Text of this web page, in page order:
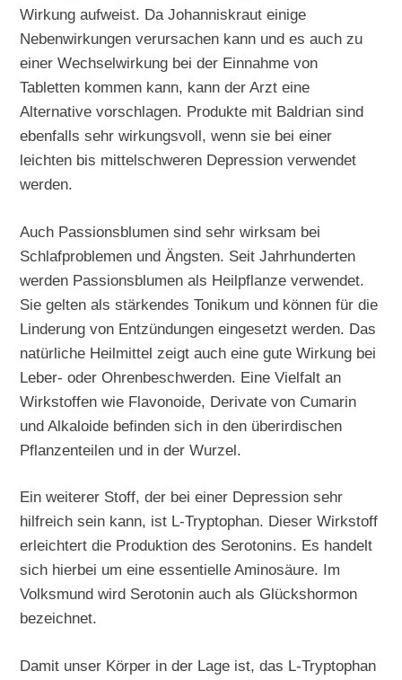
Wirkung aufweist. Da Johanniskraut einige
Nebenwirkungen verursachen kann und es auch zu
einer Wechselwirkung bei der Einnahme von
Tabletten kommen kann, kann der Arzt eine
Alternative vorschlagen. Produkte mit Baldrian sind
ebenfalls sehr wirkungsvoll, wenn sie bei einer
leichten bis mittelschweren Depression verwendet
werden.
Auch Passionsblumen sind sehr wirksam bei
Schlafproblemen und Ängsten. Seit Jahrhunderten
werden Passionsblumen als Heilpflanze verwendet.
Sie gelten als stärkendes Tonikum und können für die
Linderung von Entzündungen eingesetzt werden. Das
natürliche Heilmittel zeigt auch eine gute Wirkung bei
Leber- oder Ohrenbeschwerden. Eine Vielfalt an
Wirkstoffen wie Flavonoide, Derivate von Cumarin
und Alkaloide befinden sich in den überirdischen
Pflanzenteilen und in der Wurzel.
Ein weiterer Stoff, der bei einer Depression sehr
hilfreich sein kann, ist L-Tryptophan. Dieser Wirkstoff
erleichtert die Produktion des Serotonins. Es handelt
sich hierbei um eine essentielle Aminosäure. Im
Volksmund wird Serotonin auch als Glückshormon
bezeichnet.
Damit unser Körper in der Lage ist, das L-Tryptophan